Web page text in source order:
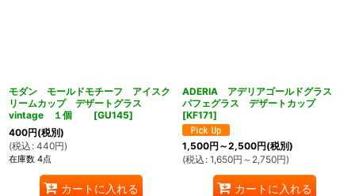
モダン モールドモチーフ アイスク
リームカップ デザートグラス
vintage １個
[GU145]
400円(税別)
(税込 : 440円)
在庫数 4点
カートに入れる
ADERIA アデリアゴールドグラス
パフェグラス デザートカップ
[KF171]
1,500円 ～2,500円(税別)
(税込 : 1,650円 ～2,750円)
カートに入れる